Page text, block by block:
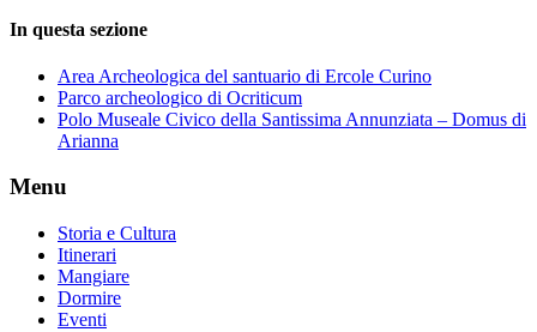
In questa sezione
Area Archeologica del santuario di Ercole Curino
Parco archeologico di Ocriticum
Polo Museale Civico della Santissima Annunziata – Domus di
Arianna
Menu
Storia e Cultura
Itinerari
Mangiare
Dormire
Eventi